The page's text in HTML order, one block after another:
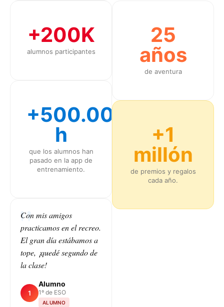
+200K
alumnos participantes
+500.000
h
que los alumnos han
pasado en la app de
entrenamiento.
Con mis amigos
practicamos en el recreo.
El gran día estábamos a
tope, ¡quedé segundo de
la clase!
1
Alumno
1º de ESO
ALUMNO
25
años
de aventura
+1
millón
de premios y regalos
cada año.